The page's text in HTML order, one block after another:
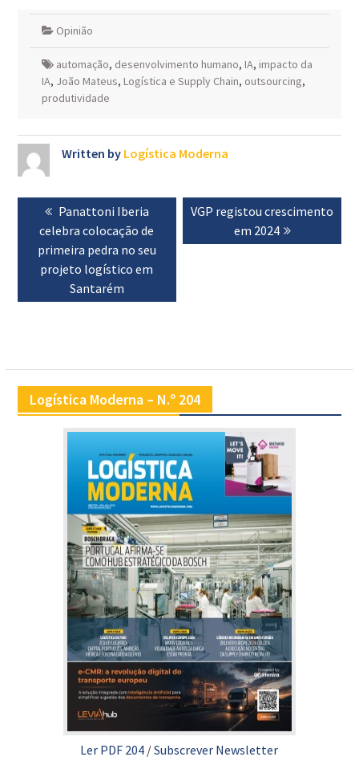
Opinião
automação, desenvolvimento humano, IA, impacto da
IA, João Mateus, Logística e Supply Chain, outsourcing,
produtividade
Written by Logística Moderna
Navegação
artigos
Previous
post:
Panattoni Iberia
celebra colocação de
primeira pedra no seu
projeto logístico em
Santarém
Next
VGP registou crescimento
em 2024
Logística Moderna – N.º 204
Ler PDF 204 /Subscrever Newsletter